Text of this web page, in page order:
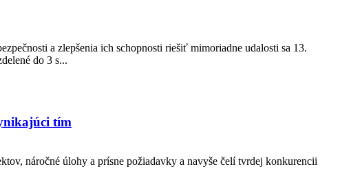
a zlepšenia ich schopnosti riešiť mimoriadne udalosti sa 13.
do 3 s...
tím
náročné úlohy a prísne požiadavky a navyše čelí tvrdej konkurencii